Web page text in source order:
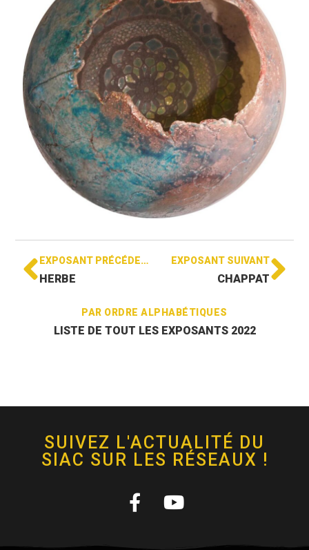
EXPOSANT PRÉCÉDENT
HERBE
EXPOSANT SUIVANT
CHAPPAT
PAR ORDRE ALPHABÉTIQUES
LISTE DE TOUT LES EXPOSANTS 2022
SUIVEZ L'ACTUALITÉ DU
SIAC SUR LES RÉSEAUX !